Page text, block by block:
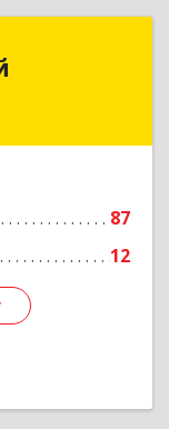
87
12
решений
г,